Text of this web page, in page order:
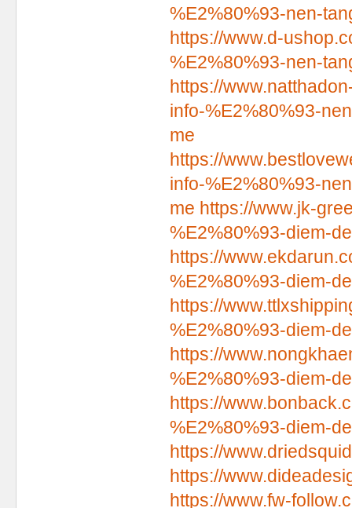
%E2%80%93-nen-
https://www.d-
%E2%80%93-nen-
https://
info-%E2%80%93-
me
https://
info-%E2%80%93-
me https://www.jk-
%E2%80%93-diem-
https://
%E2%80%93-diem-
https://
%E2%80%93-diem-
https://
%E2%80%93-diem-
https://
%E2%80%93-diem-
https://
https://
https://www.fw-